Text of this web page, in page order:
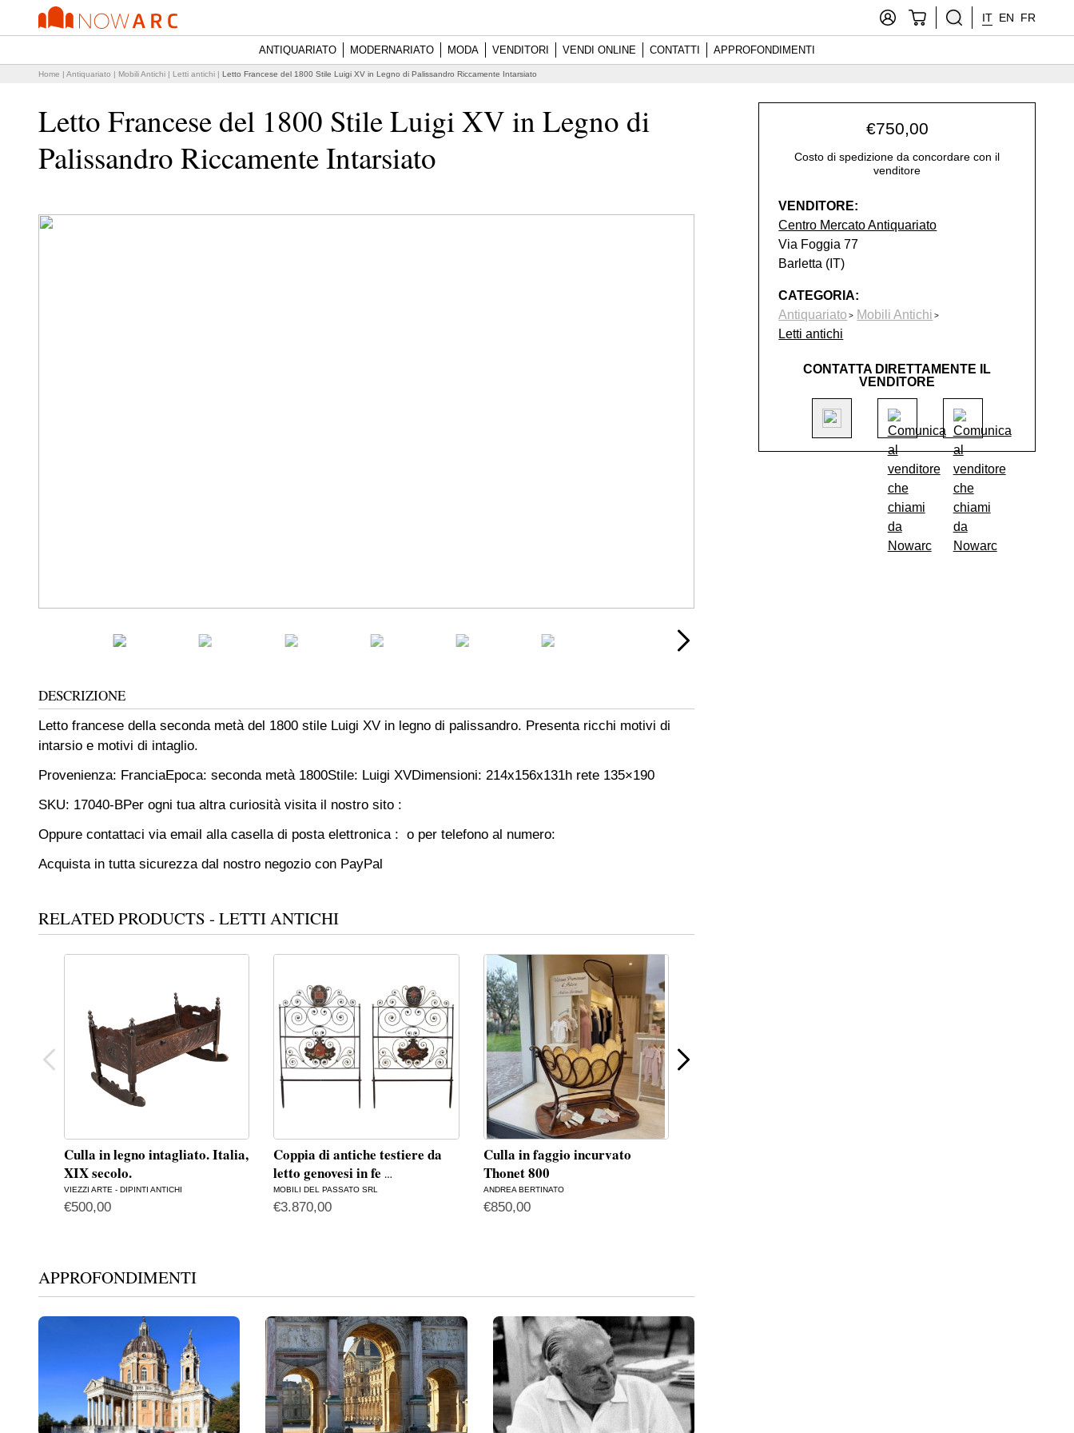
IT EN FR
ANTIQUARIATO MODERNARIATO MODA VENDITORI VENDI ONLINE CONTATTI APPROFONDIMENTI
Home | Antiquariato | Mobili Antichi | Letti antichi | Letto Francese del 1800 Stile Luigi XV in Legno di Palissandro Riccamente Intarsiato
Letto Francese del 1800 Stile Luigi XV in Legno di
Palissandro Riccamente Intarsiato
DESCRIZIONE
Letto francese della seconda metà del 1800 stile Luigi XV in legno di palissandro. Presenta ricchi motivi di
intarsio e motivi di intaglio.
Provenienza: FranciaEpoca: seconda metà 1800Stile: Luigi XVDimensioni: 214x156x131h rete 135×190
SKU: 17040-BPer ogni tua altra curiosità visita il nostro sito :
Oppure contattaci via email alla casella di posta elettronica : o per telefono al numero:
Acquista in tutta sicurezza dal nostro negozio con PayPal
RELATED PRODUCTS - LETTI ANTICHI
Culla in legno intagliato. Italia,
XIX secolo.
VIEZZI ARTE - DIPINTI ANTICHI
€500,00
Coppia di antiche testiere da
letto genovesi in fe …
MOBILI DEL PASSATO SRL
€3.870,00
Culla in faggio incurvato
Thonet 800
ANDREA BERTINATO
€850,00
APPROFONDIMENTI
€750,00
Costo di spedizione da concordare con il
venditore
VENDITORE:
Centro Mercato Antiquariato
Via Foggia 77
Barletta (IT)
CATEGORIA:
Antiquariato
Mobili Antichi
Letti antichi
CONTATTA DIRETTAMENTE IL
VENDITORE